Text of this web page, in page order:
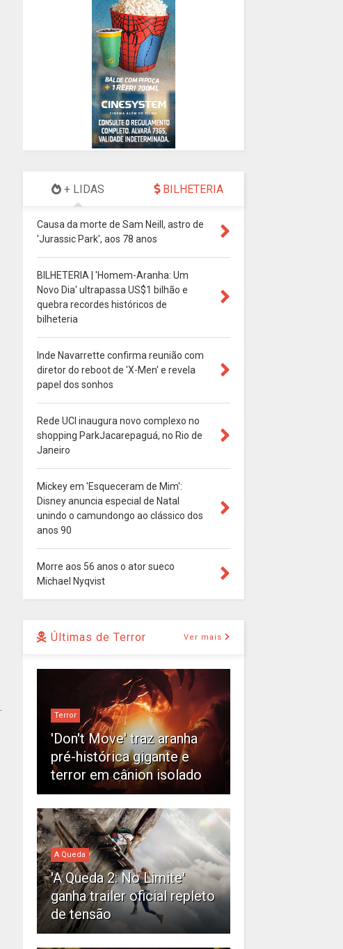
+ LIDAS BILHETERIA
Causa da morte de Sam Neill, astro de
'Jurassic Park', aos 78 anos
BILHETERIA | 'Homem-Aranha: Um
Novo Dia' ultrapassa US$1 bilhão e
quebra recordes históricos de
bilheteria
Inde Navarrette confirma reunião com
diretor do reboot de 'X-Men' e revela
papel dos sonhos
Rede UCI inaugura novo complexo no
shopping ParkJacarepaguá, no Rio de
Janeiro
Mickey em 'Esqueceram de Mim':
Disney anuncia especial de Natal
unindo o camundongo ao clássico dos
anos 90
Morre aos 56 anos o ator sueco
Michael Nyqvist
Últimas de Terror Ver mais
Terror
'Don't Move' traz aranha
pré-histórica gigante e
terror em cânion isolado
A Queda
'A Queda 2: No Limite'
ganha trailer oficial repleto
de tensão